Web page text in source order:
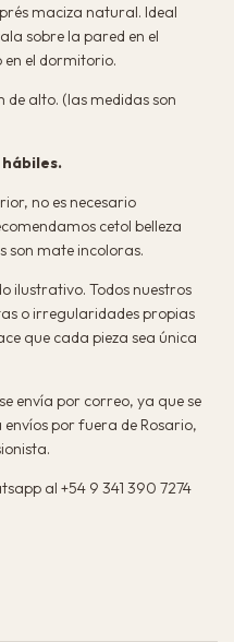
maciza natural. Ideal
sobre la pared en el
el dormitorio.
de alto. (las medidas son
no es necesario
cetol belleza
son mate incoloras.
ilustrativo. Todos nuestros
o irregularidades propias
que cada pieza sea única
envía por correo, ya que se
por fuera de Rosario,
al +54 9 341 390 7274